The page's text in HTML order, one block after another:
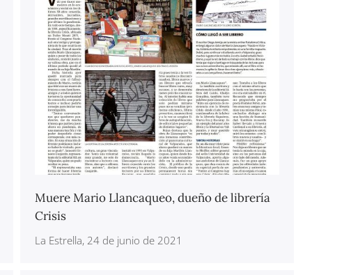
Muere Mario Llancaqueo, dueño de librería
Crisis
La Estrella, 24 de junio de 2021